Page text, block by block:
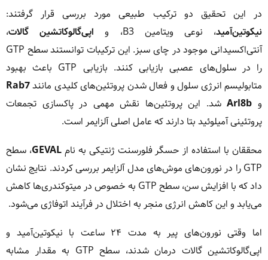
در این تحقیق دو ترکیب طبیعی مورد بررسی قرار گرفتند:
نیکوتین‌آمید، نوعی ویتامین B3، و اپی‌گالوکاتشین گالات،
آنتی‌اکسیدانی موجود در چای سبز. این ترکیبات توانستند سطح GTP
را در سلول‌های عصبی بازیابی کنند. بازیابی GTP باعث بهبود
متابولیسم انرژی سلول و فعال شدن پروتئین‌های کلیدی مانندRab7
و Arl8bشد. این پروتئین‌ها نقش مهمی در پاکسازی تجمعات
پروتئینی آمیلوئید بتا دارند که عامل اصلی آلزایمر است.
محققان با استفاده از حسگر فلورسنت ژنتیکی به نامGEVAL، سطح
GTP را در نورون‌های موش‌های مدل آلزایمر بررسی کردند. نتایج نشان
داد که با افزایش سن، سطح GTP به خصوص در میتوکندری‌ها کاهش
می‌یابد و این کاهش انرژی منجر به اختلال در فرآیند اتوفاژی می‌شود.
اما وقتی نورون‌های پیر به مدت ۲۴ ساعت با نیکوتین‌آمید و
اپی‌گالوکاتشین گالات درمان شدند، سطح GTP به مقدار مشابه